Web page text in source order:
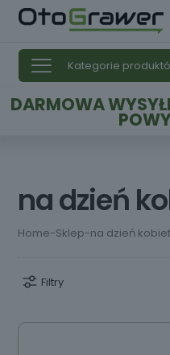
Kategorie
DARMOWA
na dzień
Home-Sklep-na dzień kobiet
Filtry